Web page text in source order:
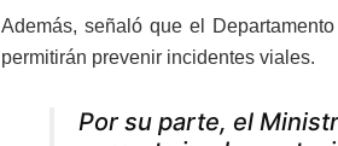
Además, señaló que el
permitirán prevenir incidentes viales.
Por su parte, el